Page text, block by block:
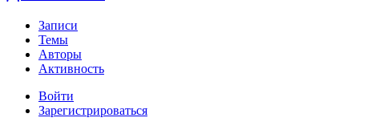
Записи
Темы
Авторы
Активность
Войти
Зарегистрироваться